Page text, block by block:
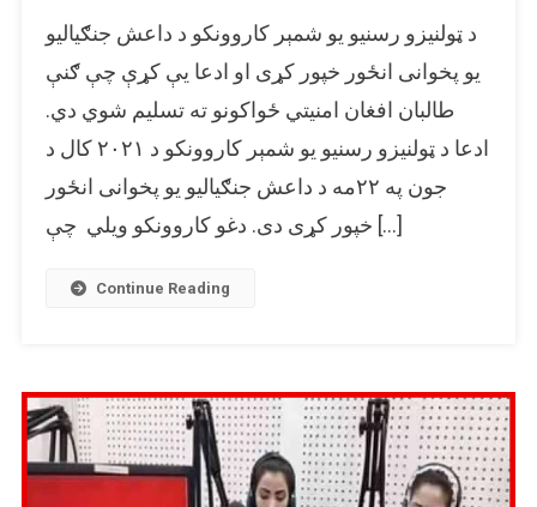
دا
انځور
شوي
طالبان
ښیي؟
د ټولنیزو رسنیو یو شمېر کاروونکو د داعش جنګیالیو
یو پخوانی انځور خپور کړی او ادعا یې کړې چې ګنې
طالبان افغان امنیتي ځواکونو ته تسلیم شوي دي.
ادعا د ټولنیزو رسنیو یو شمېر کاروونکو د ۲۰۲۱ کال د
جون په ۲۲مه د داعش جنګیالیو یو پخوانی انځور
خپور کړی دی. دغو کاروونکو ویلي چې […]
Continue Reading